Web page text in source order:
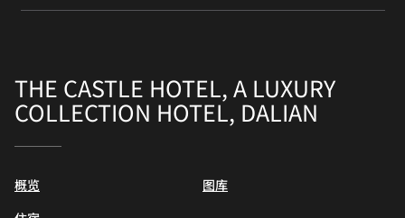
THE CASTLE HOTEL, A LUXURY
COLLECTION HOTEL, DALIAN
概览
图库